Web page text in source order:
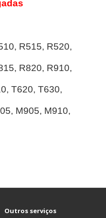
R515, R520,
R820, R910,
T620, T630,
M905, M910,
Outros serviços